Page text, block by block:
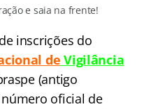
e saia na frente!
inscrições do
de Vigilância
(antigo
oficial de